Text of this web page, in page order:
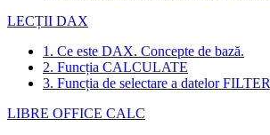
LECȚII DAX
1. Ce este DAX. Concepte de bază.
2. Funcția CALCULATE
3. Funcția de selectare a datelor FILTER
LIBRE OFFICE CALC